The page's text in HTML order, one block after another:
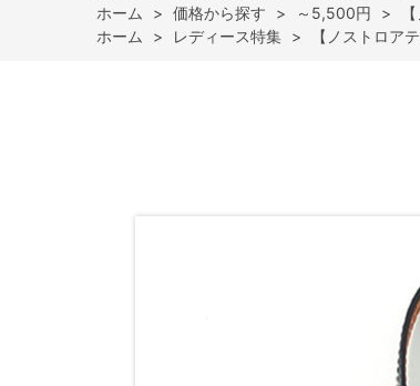
ホーム
> 価格から探す > ～5,500円 >
ホーム
> レディース特集 > 【ノストロア